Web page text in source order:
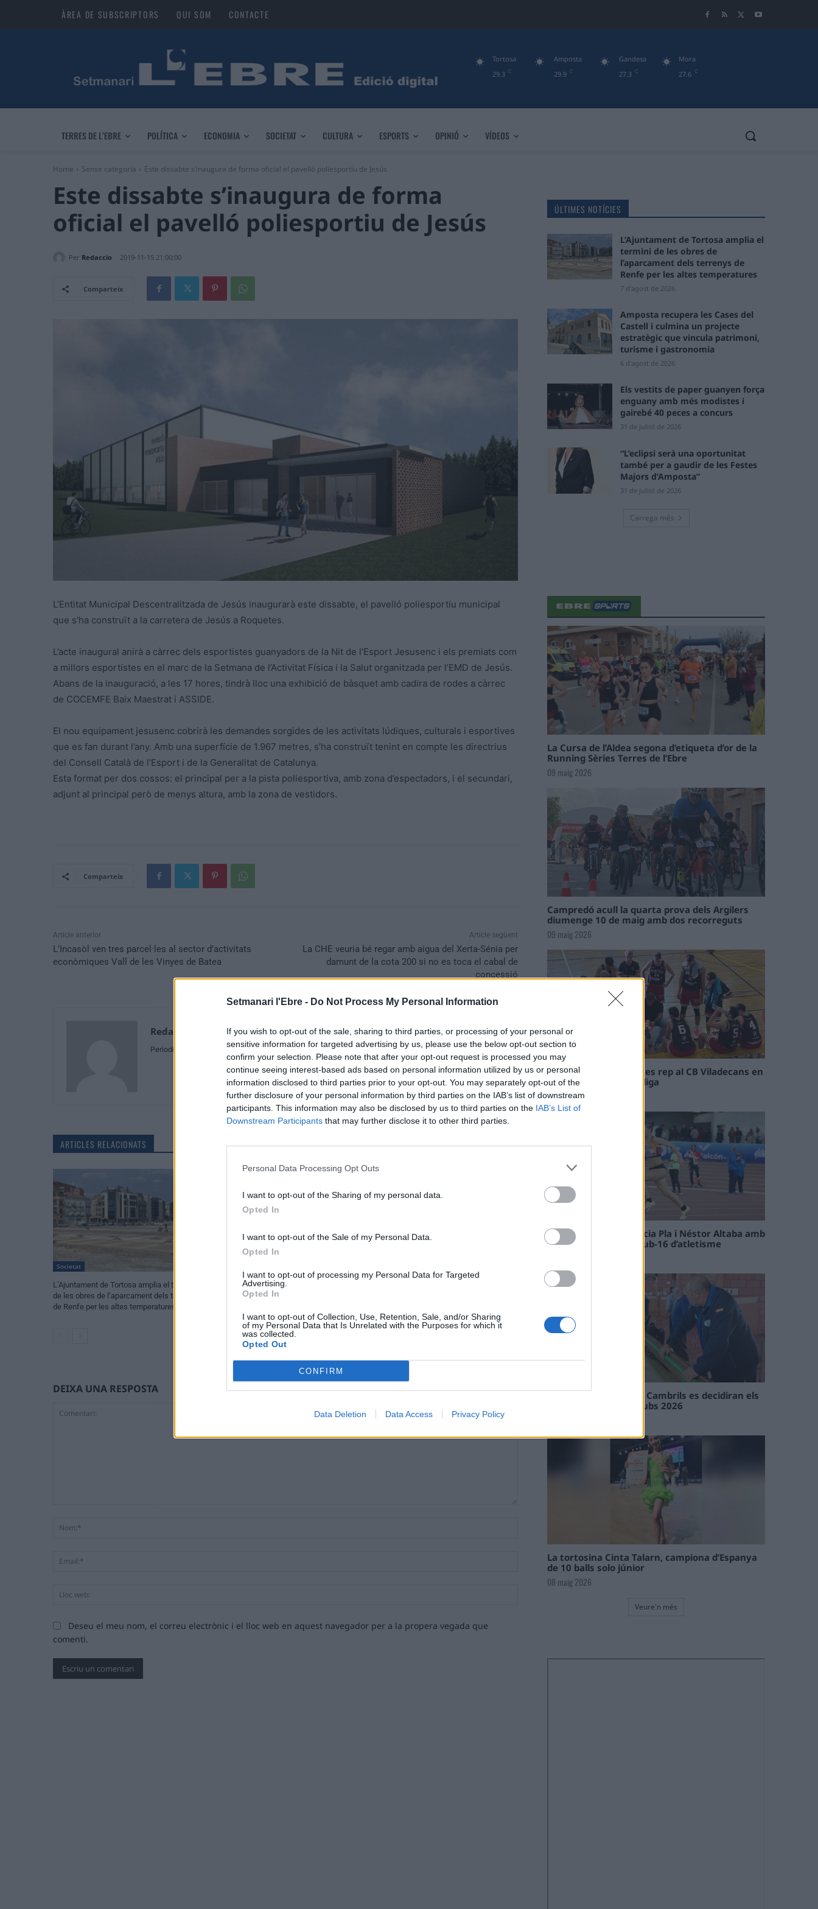
Setmanari l'Ebre - Do Not Process My Personal Information
If you wish to opt-out of the sale, sharing to third parties, or processing of your personal or
sensitive information for targeted advertising by us, please use the below opt-out section to
confirm your selection. Please note that after your opt-out request is processed you may
continue seeing interest-based ads based on personal information utilized by us or personal
information disclosed to third parties prior to your opt-out. You may separately opt-out of the
further disclosure of your personal information by third parties on the IAB’s list of downstream
participants. This information may also be disclosed by us to third parties on the IAB’s List of
Downstream Participants that may further disclose it to other third parties.
Personal Data Processing Opt Outs
I want to opt-out of the Sharing of my personal data.
Opted In
I want to opt-out of the Sale of my Personal Data.
Opted In
I want to opt-out of processing my Personal Data for Targeted
Advertising.
Opted In
I want to opt-out of Collection, Use, Retention, Sale, and/or Sharing
of my Personal Data that Is Unrelated with the Purposes for which it
was collected.
Opted Out
CONFIRM
Data Deletion Data Access Privacy Policy
ÀREA DE SUBSCRIPTORS QUI SOM CONTACTE
29.3 C
Tortosa
29.9 C
Amposta
27.3 C
Gandesa
27.6 C
Mora
TERRES DE L’EBRE POLÍTICA ECONOMIA SOCIETAT CULTURA ESPORTS OPINIÓ VÍDEOS
Home Sense categoria Este dissabte s’inaugura de forma oficial el pavelló poliesportiu de Jesús
Este dissabte s’inaugura de forma
oficial el pavelló poliesportiu de Jesús
Per Redaccio 2019-11-15 21:00:00
Comparteix
L’Entitat Municipal Descentralitzada de Jesús inaugurarà este dissabte, el pavelló poliesportiu municipal
que s’ha construït a la carretera de Jesús a Roquetes.
L’acte inaugural anirà a càrrec dels esportistes guanyadors de la Nit de l’Esport Jesusenc i els premiats com
a millors esportistes en el marc de la Setmana de l’Activitat Física i la Salut organitzada per l’EMD de Jesús.
Abans de la inauguració, a les 17 hores, tindrà lloc una exhibició de bàsquet amb cadira de rodes a càrrec
de COCEMFE Baix Maestrat i ASSIDE.
El nou equipament jesusenc cobrirà les demandes sorgides de les activitats lúdiques, culturals i esportives
que es fan durant l’any. Amb una superfície de 1.967 metres, s’ha construït tenint en compte les directrius
del Consell Català de l’Esport i de la Generalitat de Catalunya.
Esta format per dos cossos: el principal per a la pista poliesportiva, amb zona d’espectadors, i el secundari,
adjunt al principal però de menys altura, amb la zona de vestidors.
Comparteix
Article anterior
L’Incasòl ven tres parcel·les al sector d’activitats
econòmiques Vall de les Vinyes de Batea
Article següent
La CHE veuria bé regar amb aigua del Xerta-Sénia per
damunt de la cota 200 si no es toca el cabal de
concessió
Redaccio
Periodistes
ARTICLES RELACIONATS
Societat
L’Ajuntament de Tortosa amplia el termini
de les obres de l’aparcament dels terrenys
de Renfe per les altes temperatures
Amposta recupera les Cases del Castell i
culmina un projecte estratègic que vincula
DEIXA UNA RESPOSTA
Deseu el meu nom, el correu electrònic i el lloc web en aquest navegador per a la propera vegada que
comenti.
ÚLTIMES NOTÍCIES
L’Ajuntament de Tortosa amplia el
termini de les obres de
l’aparcament dels terrenys de
Renfe per les altes temperatures
7 d'agost de 2026
Amposta recupera les Cases del
Castell i culmina un projecte
estratègic que vincula patrimoni,
turisme i gastronomia
6 d'agost de 2026
Els vestits de paper guanyen força
enguany amb més modistes i
gairebé 40 peces a concurs
31 de juliol de 2026
“L’eclipsi serà una oportunitat
també per a gaudir de les Festes
Majors d’Amposta”
31 de juliol de 2026
Carrega més
La Cursa de l’Aldea segona d’etiqueta d’or de la
Running Sèries Terres de l’Ebre
09 maig 2026
Campredó acull la quarta prova dels Argilers
diumenge 10 de maig amb dos recorreguts
09 maig 2026
El Cantaires amb baixes rep al CB Viladecans en
el tram decisiu de la lliga
09 maig 2026
Paula Sintorres, Patrícia Pla i Néstor Altaba amb
la selecció catalana sub-16 d’atletisme
En les tirades de Flix i Cambrils es decidiran els
campions de l’Interclubs 2026
La tortosina Cinta Talarn, campiona d’Espanya
de 10 balls solo júnior
08 maig 2026
Veure'n més